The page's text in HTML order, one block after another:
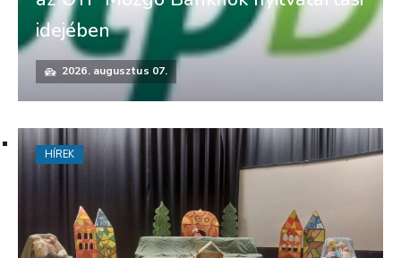
idejében
2026. augusztus 07.
HÍREK